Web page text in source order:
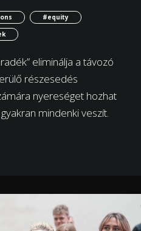
#equity
eliminálja a távozó
részesedés
nyereséget hozhat
mindenki veszít.